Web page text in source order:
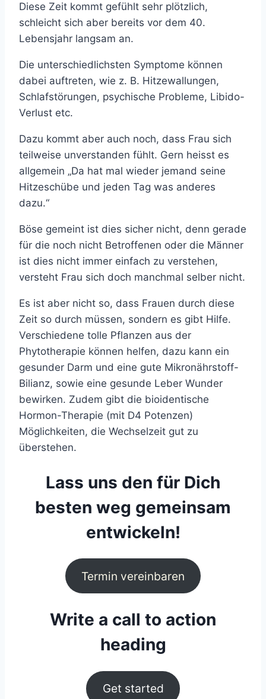
Diese Zeit kommt gefühlt sehr plötzlich,
schleicht sich aber bereits vor dem 40.
Lebensjahr langsam an.
Die unterschiedlichsten Symptome können
dabei auftreten, wie z. B. Hitzewallungen,
Schlafstörungen, psychische Probleme, Libido-
Verlust etc.
Dazu kommt aber auch noch, dass Frau sich
teilweise unverstanden fühlt. Gern heisst es
allgemein „Da hat mal wieder jemand seine
Hitzeschübe und jeden Tag was anderes
dazu.“
Böse gemeint ist dies sicher nicht, denn gerade
für die noch nicht Betroffenen oder die Männer
ist dies nicht immer einfach zu verstehen,
versteht Frau sich doch manchmal selber nicht.
Es ist aber nicht so, dass Frauen durch diese
Zeit so durch müssen, sondern es gibt Hilfe.
Verschiedene tolle Pflanzen aus der
Phytotherapie können helfen, dazu kann ein
gesunder Darm und eine gute Mikronährstoff-
Bilianz, sowie eine gesunde Leber Wunder
bewirken. Zudem gibt die bioidentische
Hormon-Therapie (mit D4 Potenzen)
Möglichkeiten, die Wechselzeit gut zu
überstehen.
Lass uns den für Dich
besten weg gemeinsam
entwickeln!
Termin vereinbaren
Write a call to action
heading
Get started